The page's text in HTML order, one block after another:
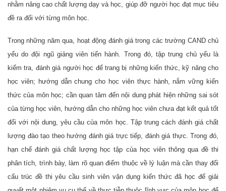
nhằm nâng cao chất lượng dạy và học, giúp đỡ người học đạt mục tiêu
đề ra đối với từng môn học.
Trong những năm qua, hoạt động đánh giá trong các trường CAND chủ
yếu do đội ngũ giảng viên tiến hành. Trong đó, tập trung chủ yếu là
kiểm tra, đánh giá người học để trang bị những kiến thức, kỹ năng cho
học viên; hướng dẫn chung cho học viên thực hành, nắm vững kiến
thức của môn học; cần quan tâm đến nội dung phát hiện những sai sót
của từng học viên, hướng dẫn cho những học viên chưa đạt kết quả tốt
đối với nội dung, yêu cầu của môn học. Tập trung cách đánh giá chất
lượng đào tạo theo hướng đánh giá trực tiếp, đánh giá thực. Trong đó,
hạn chế đánh giá chất lượng học tập của học viên thông qua đề thi
phân tích, trình bày, làm rõ quan điểm thuộc về lý luận mà cần thay đổi
cấu trúc đề thi yêu cầu sinh viên vận dụng kiến thức đã học để giải